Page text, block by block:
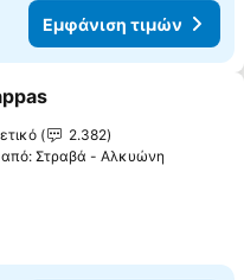
Εμφάνιση τιμών
στα αγαπημένα
2.382
από: Στραβά - Αλκυώνη